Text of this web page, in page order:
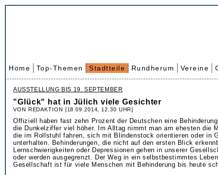
Home Top-Themen Stadtteile Rundherum Vereine
AUSSTELLUNG BIS 19. SEPTEMBER
"Glück" hat in Jülich viele Gesichter
VON REDAKTION [18.09.2014, 12.30 UHR]
Offiziell haben fast zehn Prozent der Deutschen eine
die Dunkelziffer viel höher. Im Alltag nimmt man am ehesten die
die im Rollstuhl fahren, sich mit Blindenstock orientieren oder in
unterhalten. Behinderungen, die nicht auf den ersten Blick
Lernschwierigkeiten oder Depressionen gehen in unserer
oder werden ausgegrenzt. Der Weg in ein selbstbestimmtes
Gesellschaft ist für viele Menschen mit Behinderung bis heute